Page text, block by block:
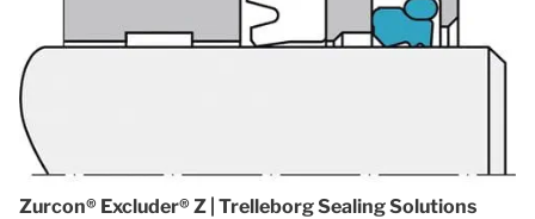
Zurcon® Excluder® Z | Trelleborg Sealing Solutions